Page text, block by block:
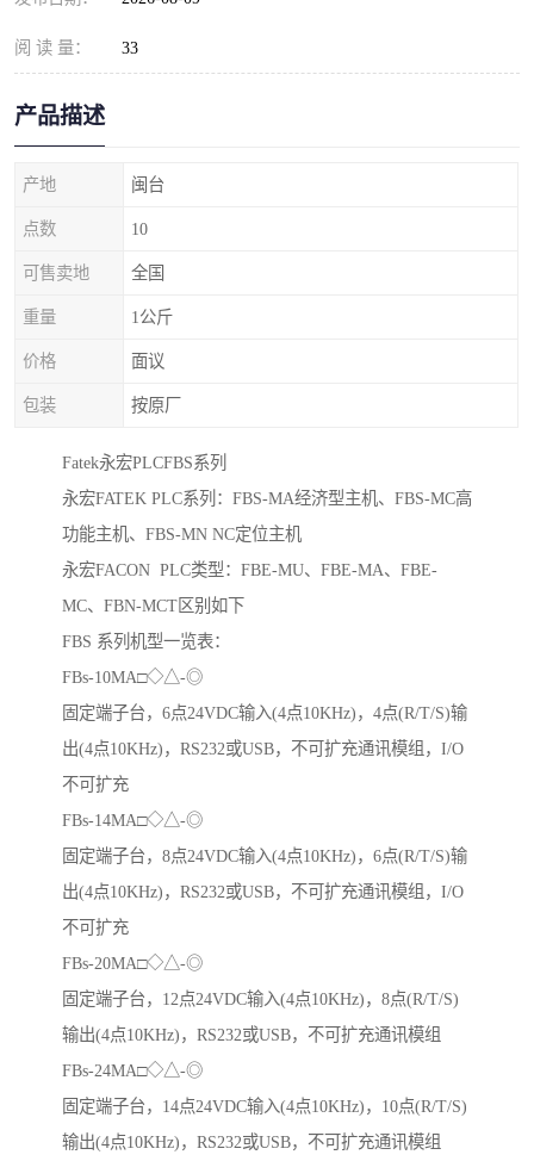
阅 读 量： 33
产品描述
产地 闽台
点数 10
可售卖地 全国
重量 1公斤
价格 面议
包装 按原厂
Fatek永宏PLCFBS系列
永宏FATEK PLC系列：FBS-MA经济型主机、FBS-MC高
功能主机、FBS-MN NC定位主机
永宏FACON PLC类型：FBE-MU、FBE-MA、FBE-
MC、FBN-MCT区别如下
FBS 系列机型一览表：
FBs-10MA□◇△-◎
固定端子台，6点24VDC输入(4点10KHz)，4点(R/T/S)输
出(4点10KHz)，RS232或USB，不可扩充通讯模组，I/O
不可扩充
FBs-14MA□◇△-◎
固定端子台，8点24VDC输入(4点10KHz)，6点(R/T/S)输
出(4点10KHz)，RS232或USB，不可扩充通讯模组，I/O
不可扩充
FBs-20MA□◇△-◎
固定端子台，12点24VDC输入(4点10KHz)，8点(R/T/S)
输出(4点10KHz)，RS232或USB，不可扩充通讯模组
FBs-24MA□◇△-◎
固定端子台，14点24VDC输入(4点10KHz)，10点(R/T/S)
输出(4点10KHz)，RS232或USB，不可扩充通讯模组